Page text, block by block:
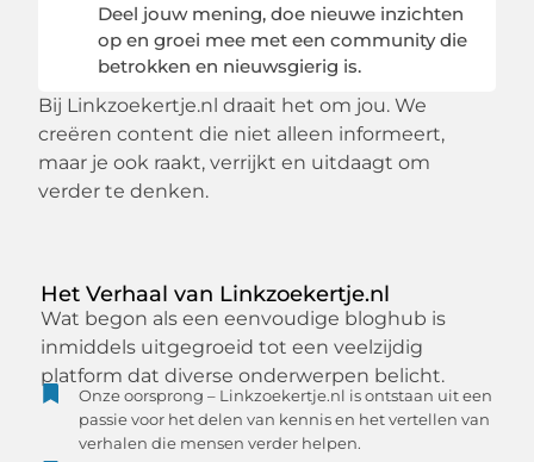
Deel jouw mening, doe nieuwe inzichten
op en groei mee met een community die
betrokken en nieuwsgierig is.
Bij Linkzoekertje.nl draait het om jou. We
creëren content die niet alleen informeert,
maar je ook raakt, verrijkt en uitdaagt om
verder te denken.
Het Verhaal van Linkzoekertje.nl
Wat begon als een eenvoudige bloghub is
inmiddels uitgegroeid tot een veelzijdig
platform dat diverse onderwerpen belicht.
Onze oorsprong – Linkzoekertje.nl is ontstaan uit een
passie voor het delen van kennis en het vertellen van
verhalen die mensen verder helpen.